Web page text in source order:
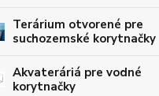
Terárium otvorené pre
suchozemské korytnačky
Akvateráriá pre vodné
korytnačky